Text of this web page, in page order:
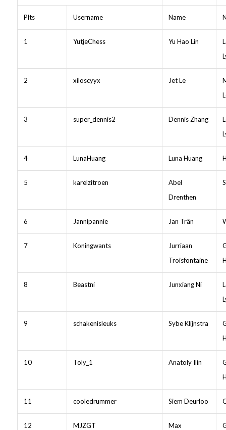
Plts Username Name
1 YutjeChess Yu Hao Lin
2 xiloscyyx Jet Le
3 super_dennis2 Dennis Zhang
4 LunaHuang Luna Huang
5 karelzitroen
Abel
Drenthen
6 Jannipannie Jan Trân
7 Koningwants
Jurriaan
Troisfontaine
8 Beastni Junxiang Ni
9 schakenisleuks Sybe Klijnstra
10 Toly_1 Anatoly Ilin
11 cooledrummer Siem Deurloo
12 MJZGT
Max